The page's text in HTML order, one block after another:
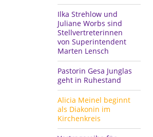
Ilka Strehlow und
Juliane Worbs sind
Stellvertreterinnen
von Superintendent
Marten Lensch
Pastorin Gesa Junglas
geht in Ruhestand
Alicia Meinel beginnt
als Diakonin im
Kirchenkreis